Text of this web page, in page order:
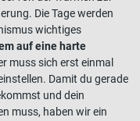
Die Tage werden
wichtiges
auf eine harte
muss sich erst einmal
Damit du gerade
und dein
muss, haben wir ein